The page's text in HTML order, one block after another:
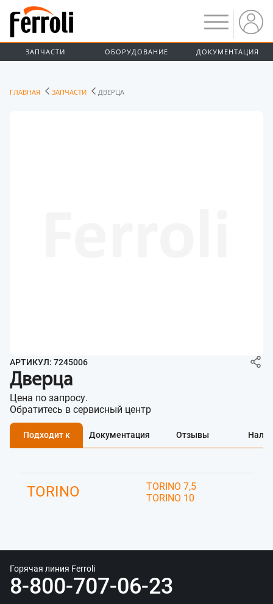
ЗАПЧАСТИ ОБОРУДОВАНИЕ ДОКУМЕНТАЦИЯ
ГЛАВНАЯ ЗАПЧАСТИ ДВЕРЦА
АРТИКУЛ: 7245006
Дверца
Цена по запросу.
Обратитесь в сервисный центр
Подходит к Документация Отзывы
TORINO
TORINO 7,5
TORINO 10
Горячая линия Ferroli
8-800-707-06-23